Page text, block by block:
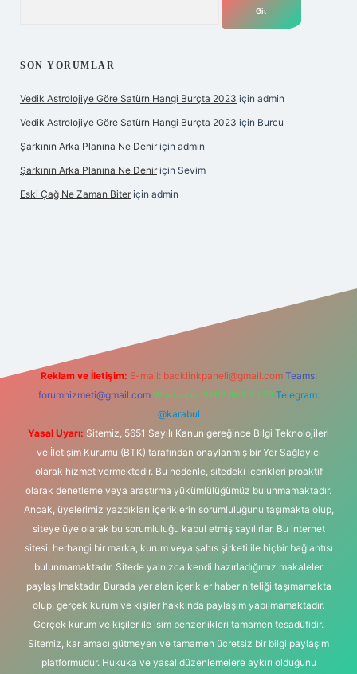
SON YORUMLAR
Vedik Astrolojiye Göre Satürn Hangi Burçta 2023 için admin
Vedik Astrolojiye Göre Satürn Hangi Burçta 2023 için Burcu
Şarkının Arka Planına Ne Denir için admin
Şarkının Arka Planına Ne Denir için Sevim
Eski Çağ Ne Zaman Biter için admin
Reklam ve İletişim: E-mail: backlinkpaneli@gmail.com Teams:
forumhizmeti@gmail.com Whatsapp: 0262 606 0 726 Telegram:
@karabul
Yasal Uyarı: Sitemiz, 5651 Sayılı Kanun gereğince Bilgi Teknolojileri
ve İletişim Kurumu (BTK) tarafından onaylanmış bir Yer Sağlayıcı
olarak hizmet vermektedir. Bu nedenle, sitedeki içerikleri proaktif
olarak denetleme veya araştırma yükümlülüğümüz bulunmamaktadır.
Ancak, üyelerimiz yazdıkları içeriklerin sorumluluğunu taşımakta olup,
siteye üye olarak bu sorumluluğu kabul etmiş sayılırlar. Bu internet
sitesi, herhangi bir marka, kurum veya şahıs şirketi ile hiçbir bağlantısı
bulunmamaktadır. Sitede yalnızca kendi hazırladığımız makaleler
paylaşılmaktadır. Burada yer alan içerikler haber niteliği taşımamakta
olup, gerçek kurum ve kişiler hakkında paylaşım yapılmamaktadır.
Gerçek kurum ve kişiler ile isim benzerlikleri tamamen tesadüfidir.
Sitemiz, kar amacı gütmeyen ve tamamen ücretsiz bir bilgi paylaşım
platformudur. Hukuka ve yasal düzenlemelere aykırı olduğunu